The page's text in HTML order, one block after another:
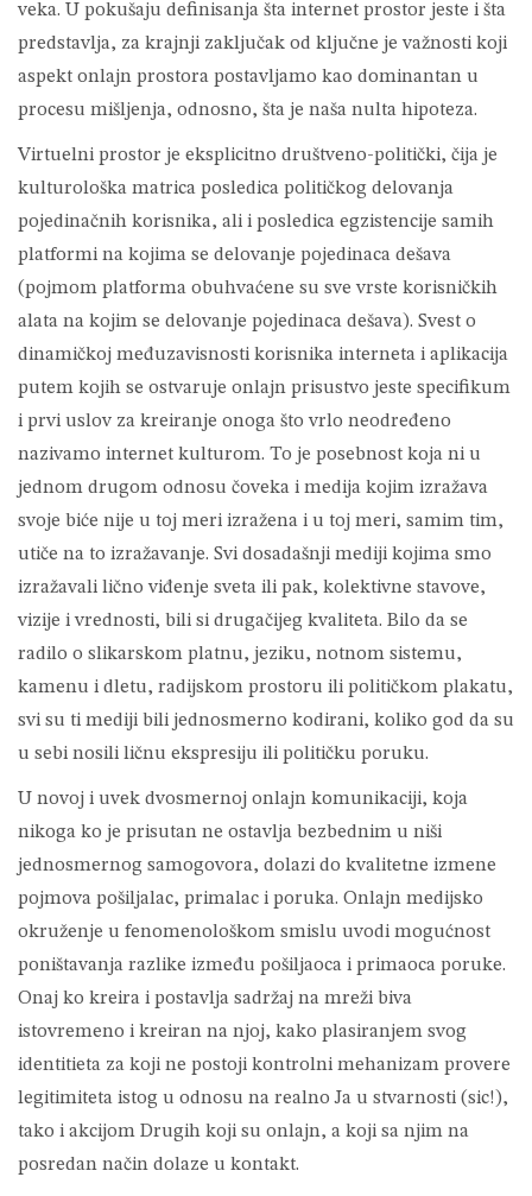
veka. U pokušaju definisanja šta internet prostor jeste i šta
predstavlja, za krajnji zaključak od ključne je važnosti koji
aspekt onlajn prostora postavljamo kao dominantan u
procesu mišljenja, odnosno, šta je naša nulta hipoteza.
Virtuelni prostor je eksplicitno društveno-politički, čija je
kulturološka matrica posledica političkog delovanja
pojedinačnih korisnika, ali i posledica egzistencije samih
platformi na kojima se delovanje pojedinaca dešava
(pojmom platforma obuhvaćene su sve vrste korisničkih
alata na kojim se delovanje pojedinaca dešava). Svest o
dinamičkoj međuzavisnosti korisnika interneta i aplikacija
putem kojih se ostvaruje onlajn prisustvo jeste specifikum
i prvi uslov za kreiranje onoga što vrlo neodređeno
nazivamo internet kulturom. To je posebnost koja ni u
jednom drugom odnosu čoveka i medija kojim izražava
svoje biće nije u toj meri izražena i u toj meri, samim tim,
utiče na to izražavanje. Svi dosadašnji mediji kojima smo
izražavali lično viđenje sveta ili pak, kolektivne stavove,
vizije i vrednosti, bili si drugačijeg kvaliteta. Bilo da se
radilo o slikarskom platnu, jeziku, notnom sistemu,
kamenu i dletu, radijskom prostoru ili političkom plakatu,
svi su ti mediji bili jednosmerno kodirani, koliko god da su
u sebi nosili ličnu ekspresiju ili političku poruku.
U novoj i uvek dvosmernoj onlajn komunikaciji, koja
nikoga ko je prisutan ne ostavlja bezbednim u niši
jednosmernog samogovora, dolazi do kvalitetne izmene
pojmova pošiljalac, primalac i poruka. Onlajn medijsko
okruženje u fenomenološkom smislu uvodi mogućnost
poništavanja razlike između pošiljaoca i primaoca poruke.
Onaj ko kreira i postavlja sadržaj na mreži biva
istovremeno i kreiran na njoj, kako plasiranjem svog
identitieta za koji ne postoji kontrolni mehanizam provere
legitimiteta istog u odnosu na realno Ja u stvarnosti (sic!),
tako i akcijom Drugih koji su onlajn, a koji sa njim na
posredan način dolaze u kontakt.